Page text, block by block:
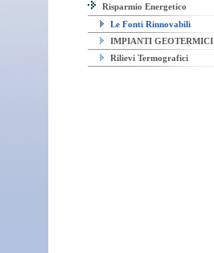
Risparmio Energetico
Le Fonti Rinnovabili
IMPIANTI GEOTERMICI
Rilievi Termografici